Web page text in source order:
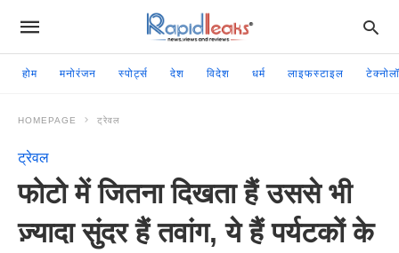
होम मनोरंजन स्पोर्ट्स देश विदेश धर्म लाइफस्टाइल
HOMEPAGE ट्रेवल
ट्रेवल
फोटो में जितना दिखता हैं उससे भी
ज़्यादा सुंदर हैं तवांग, ये हैं पर्यटकों के